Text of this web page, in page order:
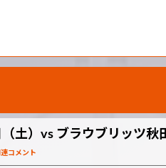
土）vs ブラウブリッツ秋
コメント